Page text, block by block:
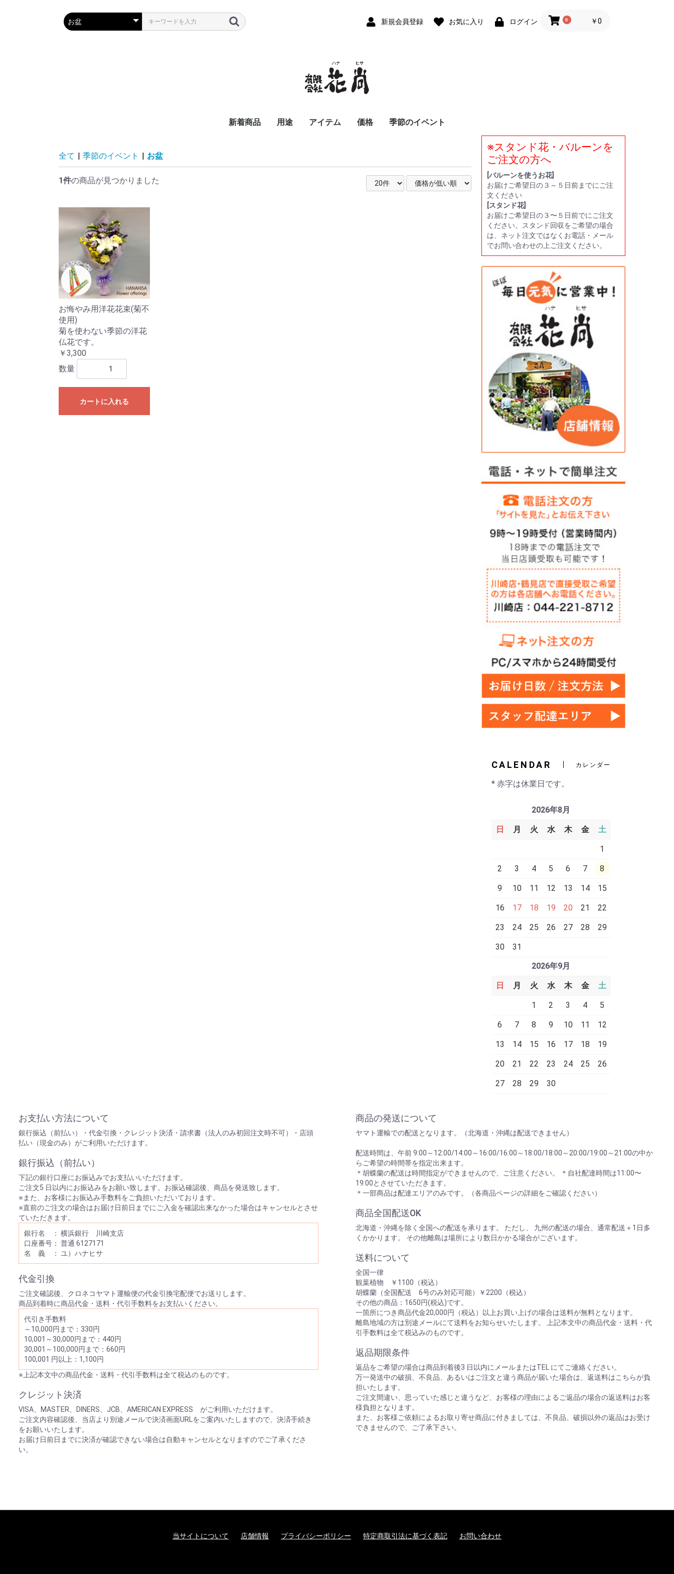
新規会員登録 お気に入り ログイン 0 ￥0
新着商品 用途 アイテム 価格 季節のイベント
全て | 季節のイベント | お盆
1件の商品が見つかりました
お悔やみ用洋花花束(菊不
使用)
菊を使わない季節の洋花
仏花です。
￥3,300
数量
カートに入れる
※スタンド花・バルーンを
ご注文の方へ
[バルーンを使うお花]
お届けご希望日の３～５日前までにご注
文ください
[スタンド花]
お届けご希望日の３〜５日前でにご注文
ください。スタンド回収をご希望の場合
は、ネット注文ではなくお電話・メール
でお問い合わせの上ご注文ください。
CALENDAR カレンダー
* 赤字は休業日です。
2026年8月
日 月 火 水 木 金 土
1
2 3 4 5 6 7 8
9 10 11 12 13 14 15
16 17 18 19 20 21 22
23 24 25 26 27 28 29
30
31
2026年9月
日 月 火 水 木 金 土
1 2 3 4 5
6 7 8 9 10 11 12
13 14 15 16 17 18 19
20 21 22 23 24 25 26
27 28 29 30
お支払い方法について
銀行振込（前払い）・代金引換・クレジット決済・請求書（法人のみ初回注文時不可）・店頭
払い（現金のみ）がご利用いただけます。
銀行振込（前払い）
下記の銀行口座にお振込みでお支払いいただけます。
ご注文5 日以内にお振込みをお願い致します。お振込確認後、商品を発送致します。
※また、お客様にお振込み手数料をご負担いただいております。
※直前のご注文の場合はお届け日前日までにご入金を確認出来なかった場合はキャンセルとさせ
ていただきます。
銀行名 ： 横浜銀行 川崎支店
口座番号： 普通 6127171
名 義 ： ユ）ハナヒサ
代金引換
ご注文確認後、クロネコヤマト運輸便の代金引換宅配便でお送りします。
商品到着時に商品代金・送料・代引手数料をお支払いください。
代引き手数料
～10,000円まで：330円
10,001～30,000円まで：440円
30,001～100,000円まで：660円
100,001 円以上：1,100円
※上記本文中の商品代金・送料・代引手数料は全て税込のものです。
クレジット決済
VISA、MASTER、DINERS、JCB、AMERICAN EXPRESS がご利用いただけます。
ご注文内容確認後、当店より別途メールで決済画面URLをご案内いたしますので、決済手続き
をお願いいたします。
お届け日前日までに決済が確認できない場合は自動キャンセルとなりますのでご了承くださ
い。
商品の発送について
ヤマト運輸での配送となります。（北海道・沖縄は配送できません）
配送時間は、午前 9:00～12:00/14:00～16:00/16:00～18:00/18:00～20:00/19:00～21:00の中か
らご希望の時間帯を指定出来ます。
＊胡蝶蘭の配送は時間指定ができませんので、ご注意ください。 ＊自社配達時間は11:00〜
19:00とさせていただきます。
＊一部商品は配達エリアのみです。（各商品ページの詳細をご確認ください）
商品全国配送OK
北海道・沖縄を除く全国への配送を承ります。 ただし、 九州の配送の場合、通常配送＋1日多
くかかります。 その他離島は場所により数日かかる場合がございます。
送料について
全国一律
観葉植物 ￥1100（税込）
胡蝶蘭（全国配送 6号のみ対応可能）￥2200（税込）
その他の商品：1650円(税込)です。
一箇所につき商品代金20,000円（税込）以上お買い上げの場合は送料が無料となります。
離島地域の方は別途メールにて送料をお知らせいたします。 上記本文中の商品代金・送料・代
引手数料は全て税込みのものです。
返品期限条件
返品をご希望の場合は商品到着後3 日以内にメールまたはTEL にてご連絡ください。
万一発送中の破損、不良品、あるいはご注文と違う商品が届いた場合は、返送料はこちらが負
担いたします。
ご注文間違い、思っていた感じと違うなど、お客様の理由によるご返品の場合の返送料はお客
様負担となります。
また、お客様ご依頼によるお取り寄せ商品に付きましては、不良品、破損以外の返品はお受け
できませんので、ご了承下さい。
当サイトについて 店舗情報 プライバシーポリシー 特定商取引法に基づく表記 お問い合わせ